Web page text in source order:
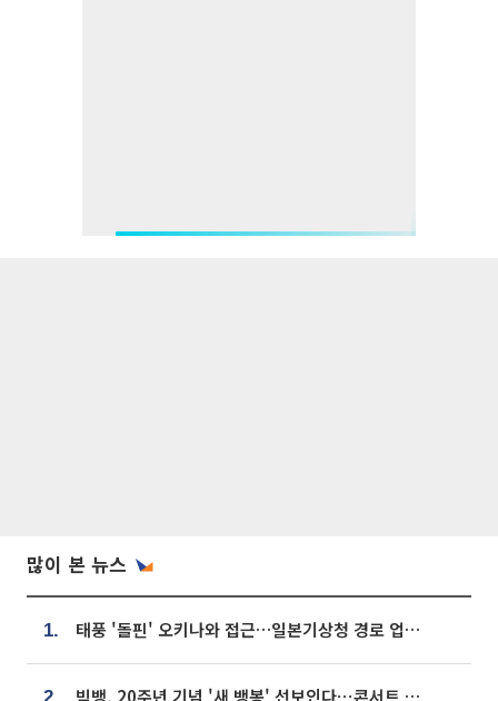
많이 본 뉴스
1. 태풍 '돌핀' 오키나와 접근…일본기상청 경로 업데이트